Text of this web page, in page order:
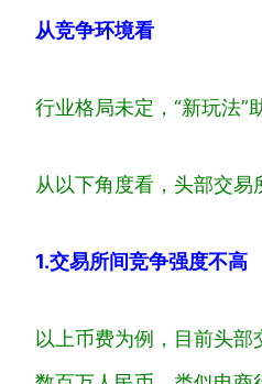
从竞争环境看
行业格局未定，“新玩法”
从以下角度看，头部交易
1.交易所间竞争强度不高
以上币费为例，目前头